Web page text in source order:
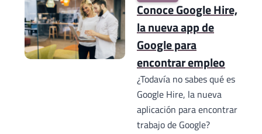
Conoce Google Hire,
la nueva app de
Google para
encontrar empleo
¿Todavía no sabes qué es
Google Hire, la nueva
aplicación para encontrar
trabajo de Google?